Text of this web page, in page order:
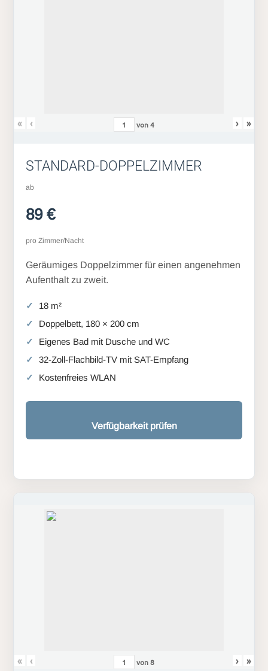
« ‹ von4 › »
STANDARD-DOPPELZIMMER
ab
89 €
pro Zimmer/Nacht
Geräumiges Doppelzimmer für einen angenehmen
Aufenthalt zu zweit.
18 m²
Doppelbett, 180 × 200 cm
Eigenes Bad mit Dusche und WC
32-Zoll-Flachbild-TV mit SAT-Empfang
Kostenfreies WLAN
Verfügbarkeit prüfen
« ‹ von8 › »